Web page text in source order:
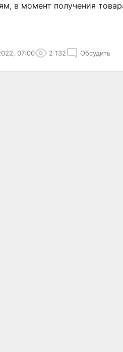
в момент получения
07:00 2 132 Обсудить